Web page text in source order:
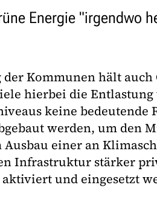
Energie "irgendwo
Kommunen hält
hierbei die
keine bedeutende
werden, um den
einer an
Infrastruktur stärker
und eingesetzt